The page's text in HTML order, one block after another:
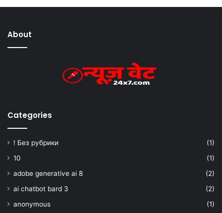
About
Categories
! Без рубрики
(1)
10
(1)
adobe generative ai 8
(2)
ai chatbot bard 3
(2)
anonymous
(1)